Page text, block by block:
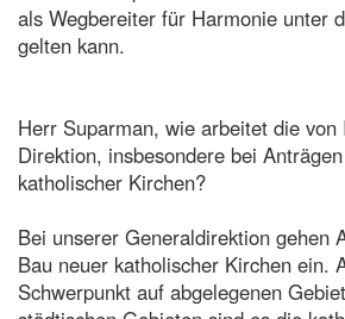
als Wegbereiter für Harmonie unter
gelten kann.
Herr Suparman, wie arbeitet die von
Direktion, insbesondere bei
katholischer Kirchen?
Bei unserer Generaldirektion gehen
Bau neuer katholischer Kirchen ein.
Schwerpunkt auf abgelegenen